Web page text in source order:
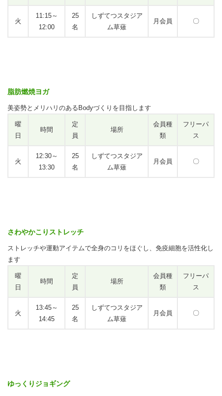
火
11:15～
12:00
25
名
しずてつスタジア
ム草薙
月会員 〇
脂肪燃焼ヨガ
美姿勢とメリハリのあるBodyづくりを目指します
曜
日
時間
定
員
場所
会員種
類
フリーパ
ス
火
12:30～
13:30
25
名
しずてつスタジア
ム草薙
月会員 〇
さわやかこりストレッチ
ストレッチや運動アイテムで全身のコリをほぐし、免疫細胞を活性化し
ます
曜
日
時間
定
員
場所
会員種
類
フリーパ
ス
火
13:45～
14:45
25
名
しずてつスタジア
ム草薙
月会員 〇
ゆっくりジョギング